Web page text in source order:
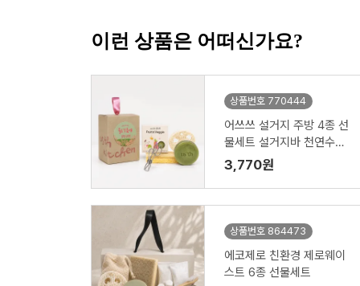
이런 상품은 어떠신가요?
상품번호 770444
어쓰쓰 설거지 주방 4종 선
물세트 설거지바 천연수세
미 제로웨이스트키트
3,770원
상품번호 864473
에코제로 친환경 제로웨이
스트 6종 선물세트